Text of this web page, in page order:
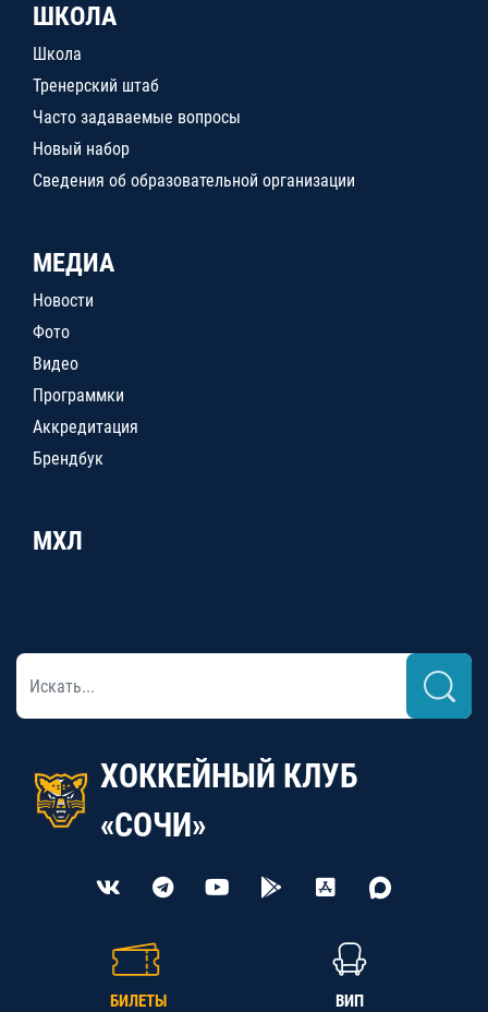
ШКОЛА
Школа
Тренерский штаб
Часто задаваемые вопросы
Новый набор
Сведения об образовательной организации
МЕДИА
Новости
Фото
Видео
Программки
Аккредитация
Брендбук
МХЛ
ХОККЕЙНЫЙ КЛУБ
«СОЧИ»
БИЛЕТЫ ВИП